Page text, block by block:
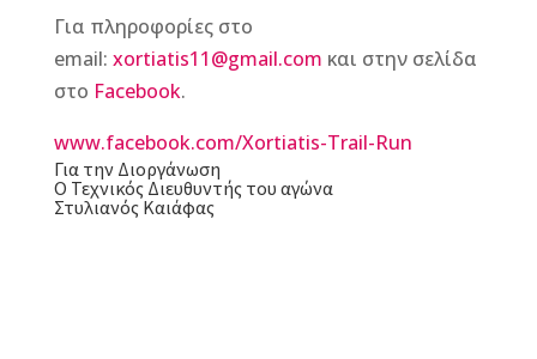
Για πληροφορίες στο
email: xortiatis11@gmail.com και στην σελίδα
στο Facebook.
www.facebook.com/Xortiatis-Trail-Run
Για την Διοργάνωση
Ο Τεχνικός Διευθυντής του αγώνα
Στυλιανός Καιάφας